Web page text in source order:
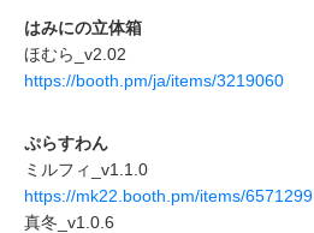
はみにの立体箱
ほむら_v2.02
https://booth.pm/ja/items/3219060
ぷらすわん
ミルフィ_v1.1.0
https://mk22.booth.pm/items/6571299
真冬_v1.0.6